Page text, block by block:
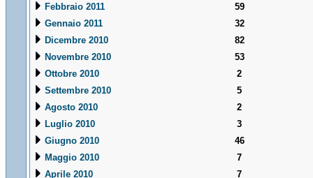
Febbraio 2011
59
Gennaio 2011
32
Dicembre 2010
82
Novembre 2010
53
Ottobre 2010
2
Settembre 2010
5
Agosto 2010
2
Luglio 2010
3
Giugno 2010
46
Maggio 2010
7
Aprile 2010
7